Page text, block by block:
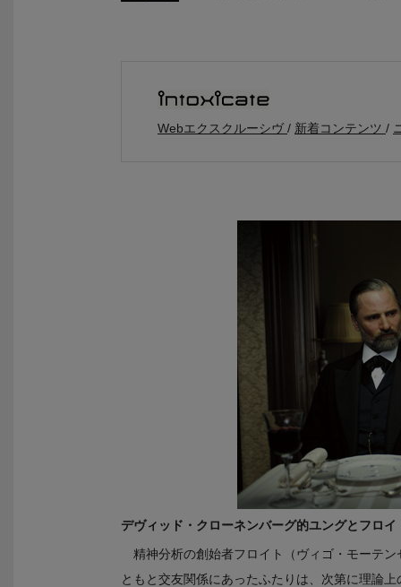
Webエクスクルーシヴ 新着コンテンツ
デヴィッド・クローネンバーグ的ユングとフロイ
精神分析の創始者フロイト（ヴィゴ・モーテ
ともと交友関係にあったふたりは、次第に理論